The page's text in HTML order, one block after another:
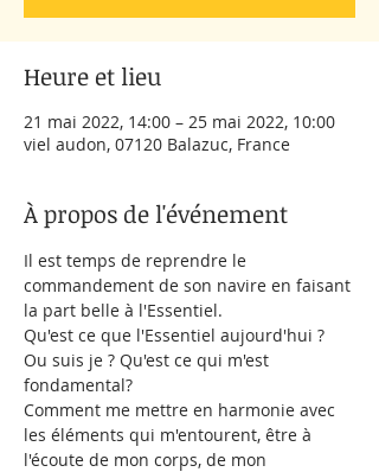
Heure et lieu
21 mai 2022, 14:00 – 25 mai 2022, 10:00
viel audon, 07120 Balazuc, France
À propos de l'événement
Il est temps de reprendre le
commandement de son navire en faisant
la part belle à l'Essentiel.
Qu'est ce que l'Essentiel aujourd'hui ?
Ou suis je ? Qu'est ce qui m'est
fondamental?
Comment me mettre en harmonie avec
les éléments qui m'entourent, être à
l'écoute de mon corps, de mon